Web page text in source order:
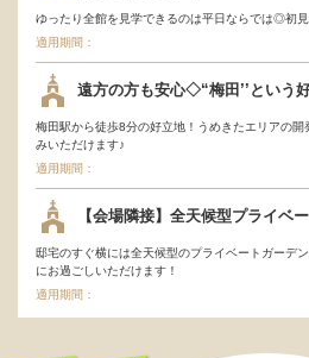
ゆったり全館を見学できるのは平日ならでは◎初見
適用期間：
遠方の方も安心◇“梅田’’という
梅田駅から徒歩8分の好立地！うめきたエリアの
みいただけます♪
適用期間：
【会場隣接】全天候型プライベ
邸宅のすぐ横には全天候型のプライベートガーデ
にお過ごしいただけます！
適用期間：